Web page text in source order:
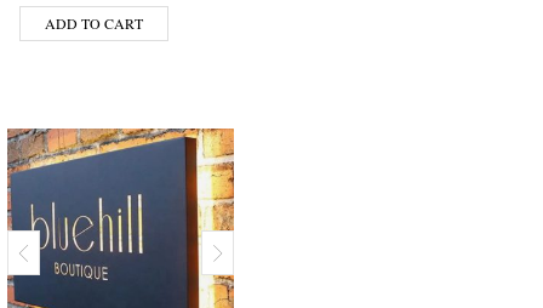
ADD TO CART